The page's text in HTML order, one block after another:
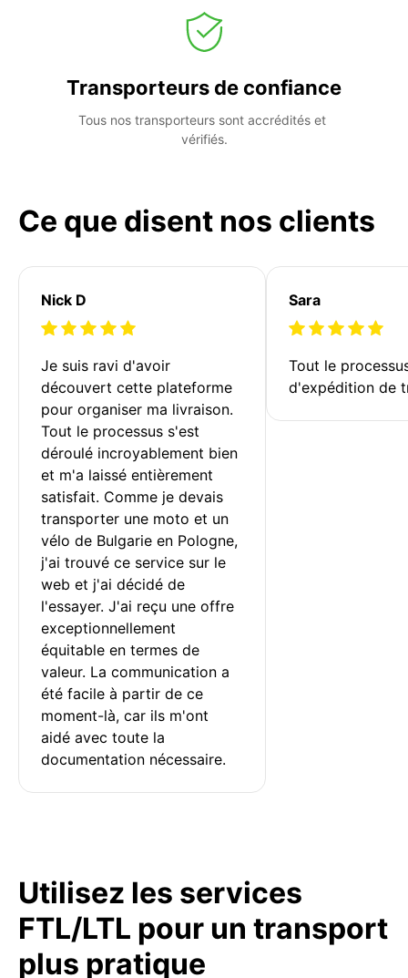
Transporteurs de confiance
Tous nos transporteurs sont accrédités et
vérifiés.
Ce que disent nos clients
Nick D
Je suis ravi d'avoir
découvert cette plateforme
pour organiser ma livraison.
Tout le processus s'est
déroulé incroyablement bien
et m'a laissé entièrement
satisfait. Comme je devais
transporter une moto et un
vélo de Bulgarie en Pologne,
j'ai trouvé ce service sur le
web et j'ai décidé de
l'essayer. J'ai reçu une offre
exceptionnellement
équitable en termes de
valeur. La communication a
été facile à partir de ce
moment-là, car ils m'ont
aidé avec toute la
documentation nécessaire.
Sara
Tout le
d'expédition de
Utilisez les services
FTL/LTL pour un transport
plus pratique